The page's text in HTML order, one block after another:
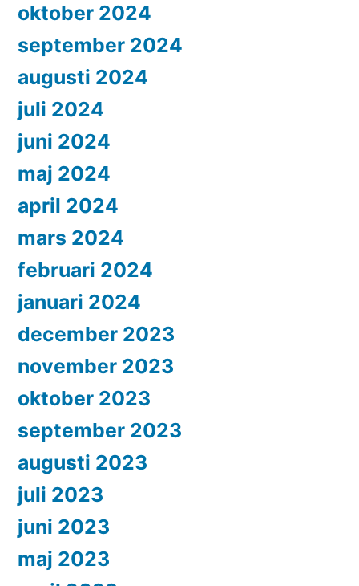
oktober 2024
september 2024
augusti 2024
juli 2024
juni 2024
maj 2024
april 2024
mars 2024
februari 2024
januari 2024
december 2023
november 2023
oktober 2023
september 2023
augusti 2023
juli 2023
juni 2023
maj 2023